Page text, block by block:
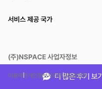
더 많은 후기 보기
서비스 제공 국가
(주)NSPACE 사업자정보
이용약관개인정보처리방침운영정책
스페이스클라우드는 통신판매중개자이